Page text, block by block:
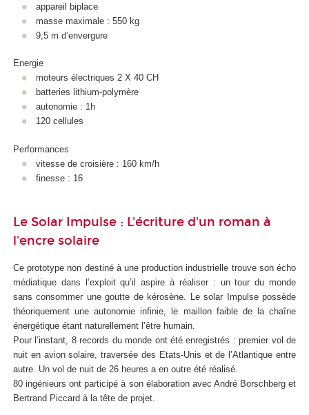
appareil biplace
masse maximale : 550 kg
9,5 m d’envergure
Energie
moteurs électriques 2 X 40 CH
batteries lithium-polymère
autonomie : 1h
120 cellules
Performances
vitesse de croisière : 160 km/h
finesse : 16
Le Solar Impulse : L'écriture d'un roman à
l'encre solaire
Ce prototype non destiné à une production industrielle trouve son écho
médiatique dans l’exploit qu’il aspire à réaliser : un tour du monde
sans consommer une goutte de kérosène. Le solar Impulse possède
théoriquement une autonomie infinie, le maillon faible de la chaîne
énergétique étant naturellement l’être humain.
Pour l’instant, 8 records du monde ont été enregistrés : premier vol de
nuit en avion solaire, traversée des Etats-Unis et de l’Atlantique entre
autre. Un vol de nuit de 26 heures a en outre été réalisé.
80 ingénieurs ont participé à son élaboration avec André Borschberg et
Bertrand Piccard à la tête de projet.